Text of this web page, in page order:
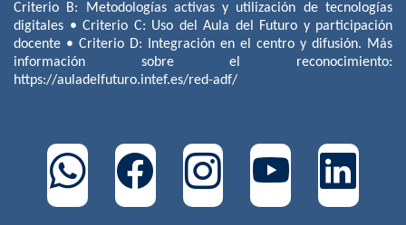
Criterio B: Metodologías activas y utilización de tecnologías
digitales • Criterio C: Uso del Aula del Futuro y participación
docente • Criterio D: Integración en el centro y difusión. Más
información sobre el reconocimiento:
https://auladelfuturo.intef.es/red-adf/